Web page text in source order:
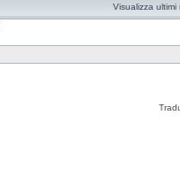
Visualizza ultimi